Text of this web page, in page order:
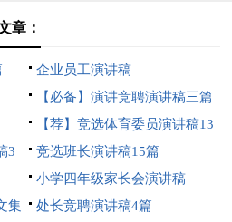
章：
企业员工演讲稿
【必备】演讲竞聘演讲稿三篇
【荐】竞选体育委员演讲稿13
篇
3
竞选班长演讲稿15篇
小学四年级家长会演讲稿
集
处长竞聘演讲稿4篇